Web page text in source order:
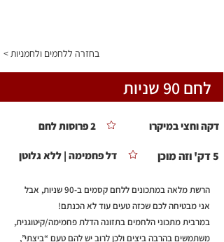
< בחזרה ללחמים ולחמניות
2 פרוסות לחם דקה וחצי במיקרו
דל פחמימה | ללא גלוטן 5 דק' וזה מוכן
לחם 90 שניות
הרשת מלאה במתכונים ללחם קסמים ב-90 שניות, אבל
אני מבטיחה לכם שכזה טעים עוד לא הכנתם!
במרבית מתכוני הלחמים בתזונה הדלת פחמימה/קיטוגנית,
משתמשים בהרבה ביצים ולכן לרוב יש להם טעם “ביצתי”,